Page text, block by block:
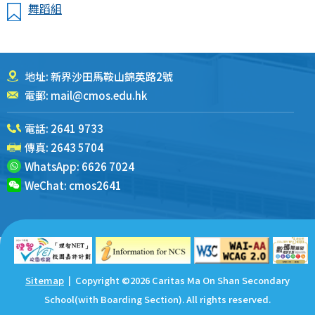
舞蹈組
地址: 新界沙田馬鞍山錦英路2號
電郵: mail@cmos.edu.hk
電話: 2641 9733
傳真: 2643 5704
WhatsApp: 6626 7024
WeChat: cmos2641
Sitemap | Copyright ©2026 Caritas Ma On Shan Secondary
School(with Boarding Section). All rights reserved.